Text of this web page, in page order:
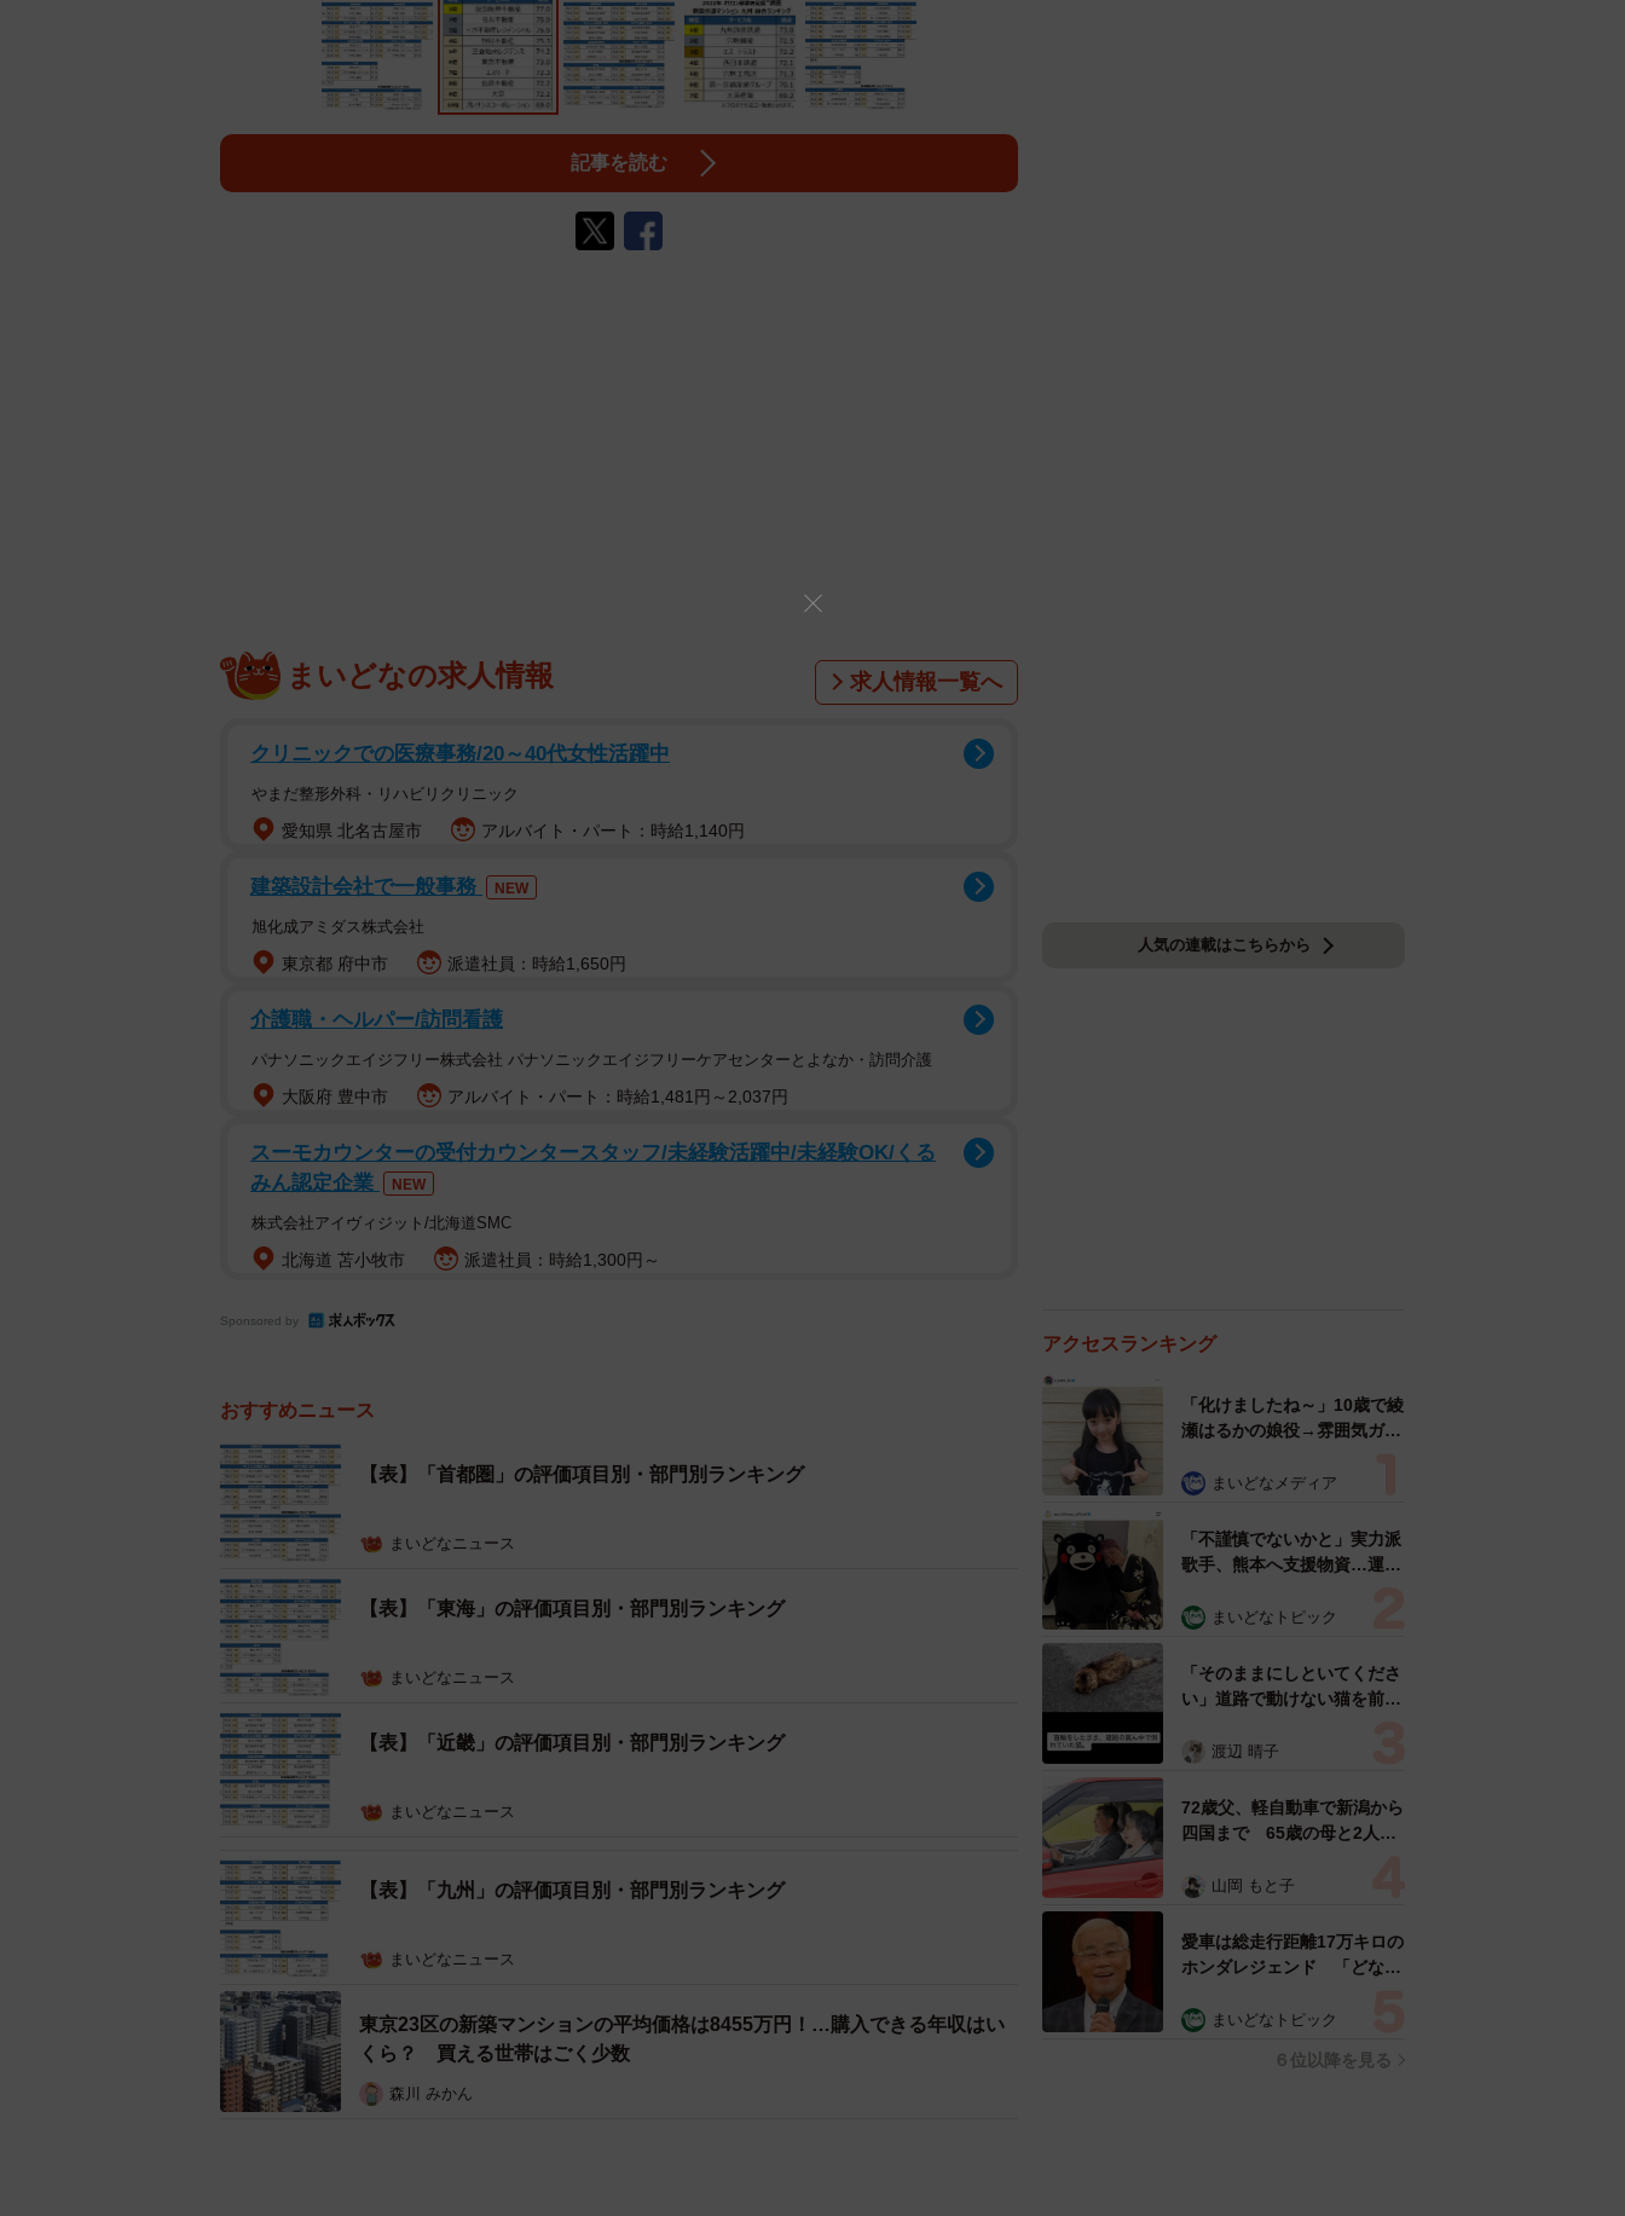
記事を読む
まいどなの求人情報 求人情報一覧へ
クリニックでの医療事務/20～40代女性活躍中
やまだ整形外科・リハビリクリニック
愛知県 北名古屋市 アルバイト・パート：時給1,140円
建築設計会社で一般事務 NEW
旭化成アミダス株式会社
東京都 府中市 派遣社員：時給1,650円
介護職・ヘルパー/訪問看護
パナソニックエイジフリー株式会社 パナソニックエイジフリーケアセンターとよなか・訪問介護
大阪府 豊中市 アルバイト・パート：時給1,481円～2,037円
スーモカウンターの受付カウンタースタッフ/未経験活躍中/未経験OK/くる
みん認定企業
NEW
株式会社アイヴィジット/北海道SMC
北海道 苫小牧市 派遣社員：時給1,300円～
Sponsored by
おすすめニュース
【表】「首都圏」の評価項目別・部門別ランキング
まいどなニュース
【表】「東海」の評価項目別・部門別ランキング
まいどなニュース
【表】「近畿」の評価項目別・部門別ランキング
まいどなニュース
【表】「九州」の評価項目別・部門別ランキング
まいどなニュース
東京23区の新築マンションの平均価格は8455万円！…購入できる年収はい
くら？ 買える世帯はごく少数
森川 みかん
人気の連載はこちらから
アクセスランキング
「化けましたね～」10歳で綾
瀬はるかの娘役→雰囲気ガラ
雰囲気が」「宝塚に入れそ
まいどなメディア
「不謹慎でないかと」実力派
歌手、熊本へ支援物資…運搬
めらい 「痛いほど伝わる」
まいどなトピック
「そのままにしといてくださ
い」道路で動けない猫を前に
ようとした4日間 「命の重
表の訴え
渡辺 晴子
72歳父、軽自動車で新潟から
四国まで 65歳の母と2人で
憩まで分刻み… 「大学生で
山岡 もと子
愛車は総走行距離17万キロの
ホンダレジェンド 「どなた
所漫才師が譲渡の意向
まいどなトピック
６位以降を見る